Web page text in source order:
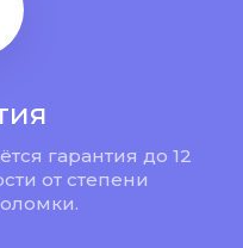
гарантия до 12
от степени